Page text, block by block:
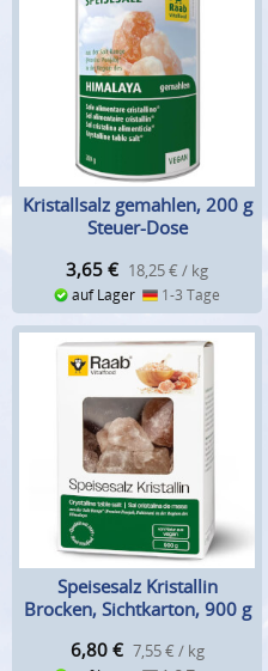
Kristallsalz gemahlen, 200 g
Steuer-Dose
3,65 € 18,25 € / kg
auf Lager 1-3 Tage
Speisesalz Kristallin
Brocken, Sichtkarton, 900 g
6,80 € 7,55 € / kg